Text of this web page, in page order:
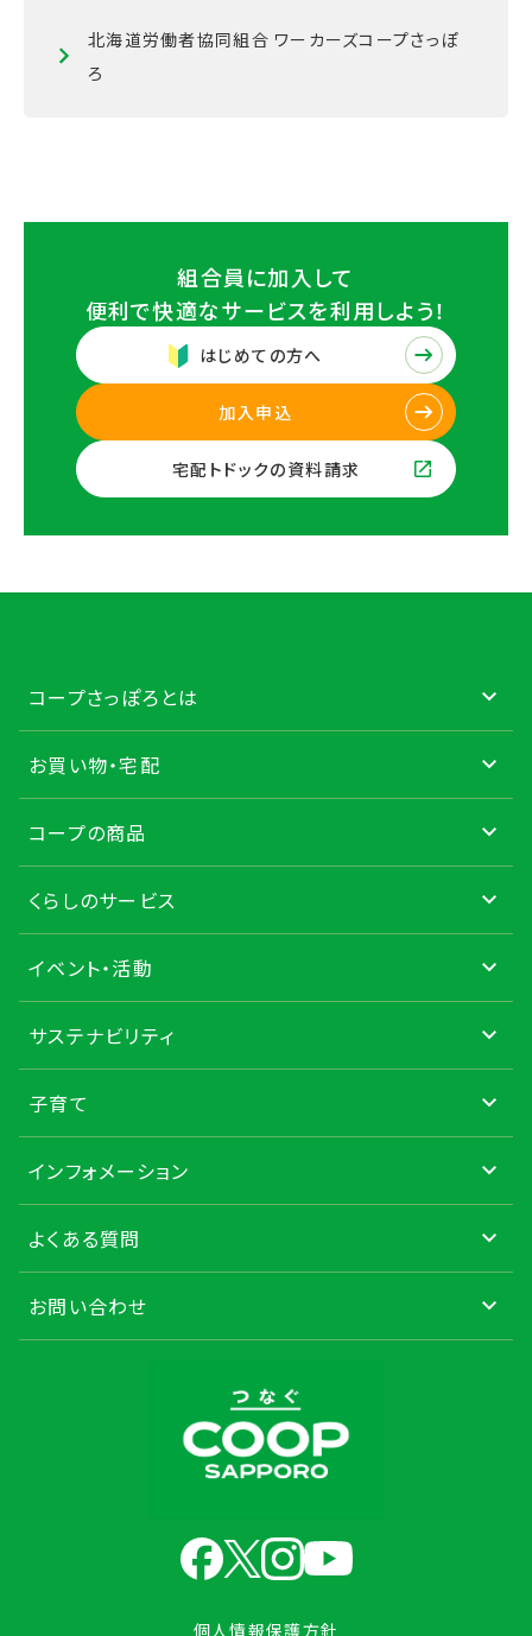
北海道労働者協同組合 ワーカーズコープさっぽ
ろ
組合員に加入して
便利で快適なサービスを利用しよう！
はじめての方へ
加入申込
宅配トドックの資料請求
個人情報保護方針
コープさっぽろとは
お買い物・宅配
コープの商品
くらしのサービス
イベント・活動
サステナビリティ
子育て
インフォメーション
よくある質問
お問い合わせ